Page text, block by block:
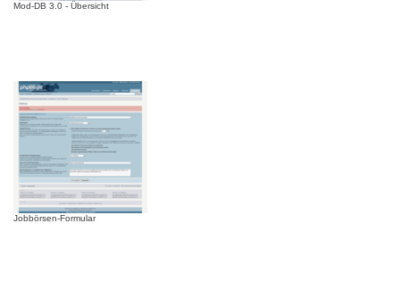
Mod-DB 3.0 - Übersicht
Jobbörsen-Formular